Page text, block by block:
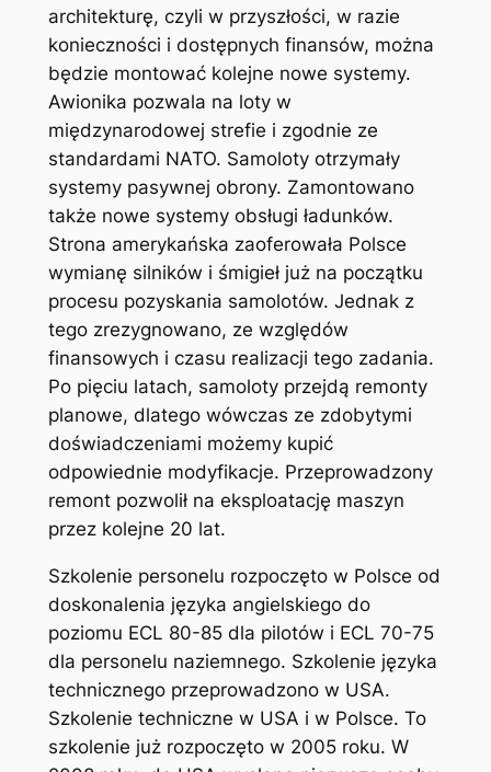
architekturę, czyli w przyszłości, w razie
konieczności i dostępnych finansów, można
będzie montować kolejne nowe systemy.
Awionika pozwala na loty w
międzynarodowej strefie i zgodnie ze
standardami NATO. Samoloty otrzymały
systemy pasywnej obrony. Zamontowano
także nowe systemy obsługi ładunków.
Strona amerykańska zaoferowała Polsce
wymianę silników i śmigieł już na początku
procesu pozyskania samolotów. Jednak z
tego zrezygnowano, ze względów
finansowych i czasu realizacji tego zadania.
Po pięciu latach, samoloty przejdą remonty
planowe, dlatego wówczas ze zdobytymi
doświadczeniami możemy kupić
odpowiednie modyfikacje. Przeprowadzony
remont pozwolił na eksploatację maszyn
przez kolejne 20 lat.
Szkolenie personelu rozpoczęto w Polsce od
doskonalenia języka angielskiego do
poziomu ECL 80-85 dla pilotów i ECL 70-75
dla personelu naziemnego. Szkolenie języka
technicznego przeprowadzono w USA.
Szkolenie techniczne w USA i w Polsce. To
szkolenie już rozpoczęto w 2005 roku. W